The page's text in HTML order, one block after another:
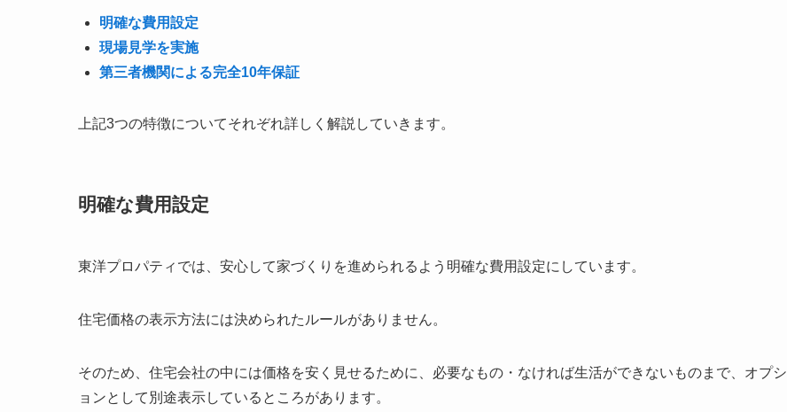
明確な費用設定
現場見学を実施
第三者機関による完全10年保証
上記3つの特徴についてそれぞれ詳しく解説していきます。
明確な費用設定
東洋プロパティでは、安心して家づくりを進められるよう明確な費用設定にしています。
住宅価格の表示方法には決められたルールがありません。
そのため、住宅会社の中には価格を安く見せるために、必要なもの・なければ生活ができないものまで、オプシ
ョンとして別途表示しているところがあります。